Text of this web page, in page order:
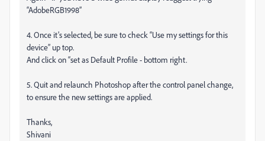
“AdobeRGB1998”
4. Once it’s selected, be sure to check “Use my settings for this
device” up top.
And click on “set as Default Profile - bottom right.
5. Quit and relaunch Photoshop after the control panel change,
to ensure the new settings are applied.
Thanks,
Shivani